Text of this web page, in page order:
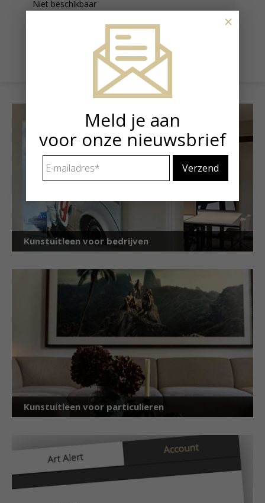
Niet beschikbaar
Kunstuitleen voor bedrijven
Kunstuitleen voor particulieren
Meld je aan
voor onze nieuwsbrief
mailadres *
×